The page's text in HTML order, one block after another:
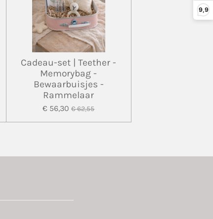
9,9
Cadeau-set | Teether -
Memorybag -
Bewaarbuisjes -
Rammelaar
€ 56,30 € 62,55